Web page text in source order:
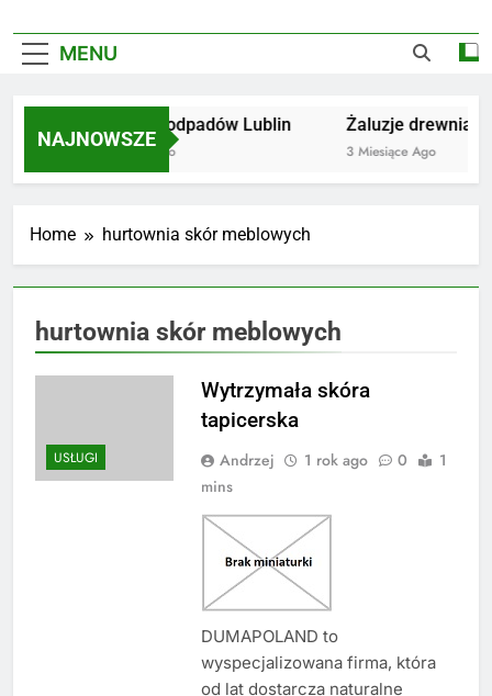
MENU
NAJNOWSZE
Utylizacja odpadów Lublin
2 Miesiące Ago
Żaluzje drewniane
3 Miesiące Ago
Home hurtownia skór meblowych
hurtownia skór meblowych
USŁUGI
Wytrzymała skóra
tapicerska
Andrzej 1 rok ago 0
1
mins
DUMAPOLAND to
wyspecjalizowana firma, która
od lat dostarcza naturalne